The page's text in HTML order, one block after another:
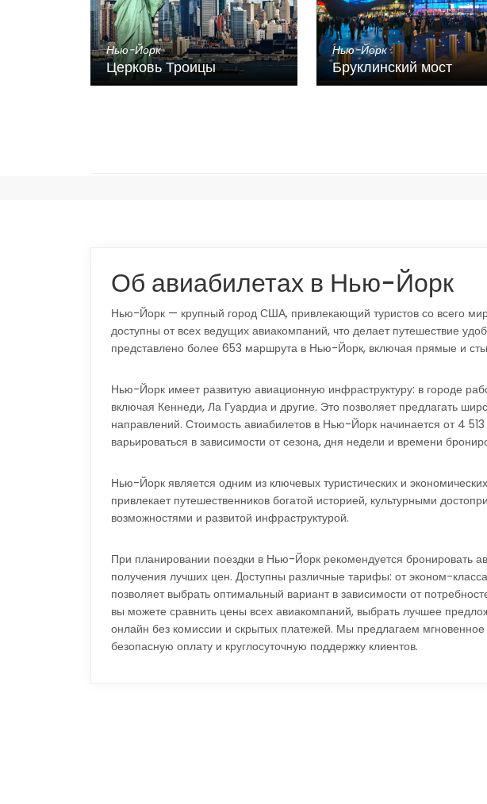
Нью-Йорк
Церковь Троицы
Нью-Йорк
Бруклинский мост
Об авиабилетах в Нью-Йорк
Нью-Йорк — крупный город США, привлекающий туристов со всего
доступны от всех ведущих авиакомпаний, что делает путешествие
представлено более 653 маршрута в Нью-Йорк, включая прямые и
Нью-Йорк имеет развитую авиационную инфраструктуру: в городе
включая Кеннеди, Ла Гуардиа и другие. Это позволяет предлагать
направлений. Стоимость авиабилетов в Нью-Йорк начинается от 4
варьироваться в зависимости от сезона, дня недели и времени
Нью-Йорк является одним из ключевых туристических и
привлекает путешественников богатой историей, культурными
возможностями и развитой инфраструктурой.
При планировании поездки в Нью-Йорк рекомендуется бронировать
получения лучших цен. Доступны различные тарифы: от эконом-
позволяет выбрать оптимальный вариант в зависимости от
вы можете сравнить цены всех авиакомпаний, выбрать лучшее
онлайн без комиссии и скрытых платежей. Мы предлагаем
безопасную оплату и круглосуточную поддержку клиентов.